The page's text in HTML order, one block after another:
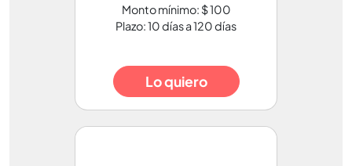
Monto mínimo: $ 100
Plazo: 10 días a 120 días
Lo quiero